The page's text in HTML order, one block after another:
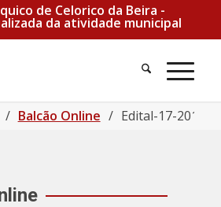
de Celorico da Beira -
da atividade municipal
Pesquisa
/ Balcão Online / Edital-17-2019